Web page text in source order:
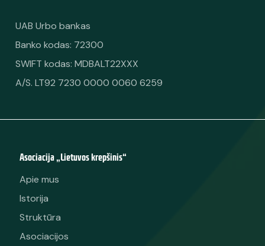
UAB Urbo bankas
Banko kodas: 72300
SWIFT kodas: MDBALT22XXX
A/S. LT92 7230 0000 0060 6259
Asociacija „Lietuvos krepšinis“
Apie mus
Istorija
Struktūra
Asociacijos